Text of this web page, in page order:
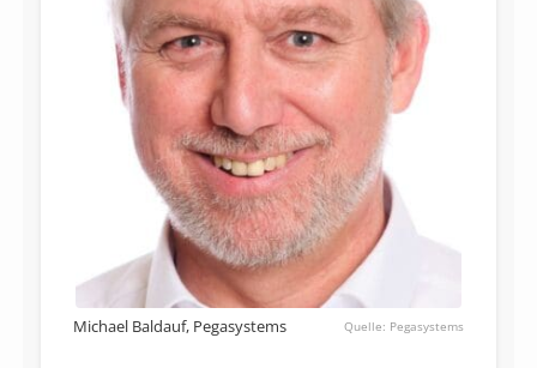
Michael Baldauf, Pegasystems Pegasystems